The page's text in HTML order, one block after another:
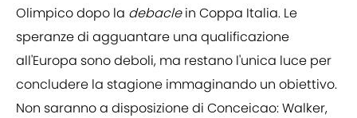
Olimpico dopo la debaclein Coppa Italia. Le
speranze di agguantare una qualificazione
all'Europa sono deboli, ma restano l'unica luce per
concludere la stagione immaginando un obiettivo.
Non saranno a disposizione di Conceicao: Walker,